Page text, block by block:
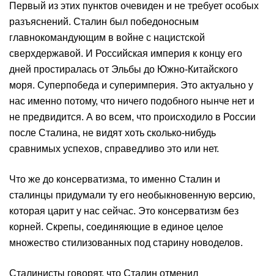
Первый из этих пунктов очевиден и не требует особых
разъяснений. Сталин был победоносным
главнокомандующим в войне с нацистской
сверхдержавой. И Российская империя к концу его
дней простиралась от Эльбы до Южно-Китайского
моря. Суперпобеда и суперимперия. Это актуально у
нас именно потому, что ничего подобного нынче нет и
не предвидится. А во всем, что происходило в России
после Сталина, не видят хоть сколько-нибудь
сравнимых успехов, справедливо это или нет.
Что же до консерватизма, то именно Сталин и
сталинцы придумали ту его необыкновенную версию,
которая царит у нас сейчас. Это консерватизм без
корней. Скрепы, соединяющие в единое целое
множество стилизованных под старину новоделов.
Сталинисты говорят, что Сталин отменил